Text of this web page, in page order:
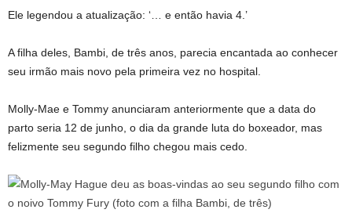
Ele legendou a atualização: ‘… e então havia 4.’
A filha deles, Bambi, de três anos, parecia encantada ao conhecer
seu irmão mais novo pela primeira vez no hospital.
Molly-Mae e Tommy anunciaram anteriormente que a data do
parto seria 12 de junho, o dia da grande luta do boxeador, mas
felizmente seu segundo filho chegou mais cedo.